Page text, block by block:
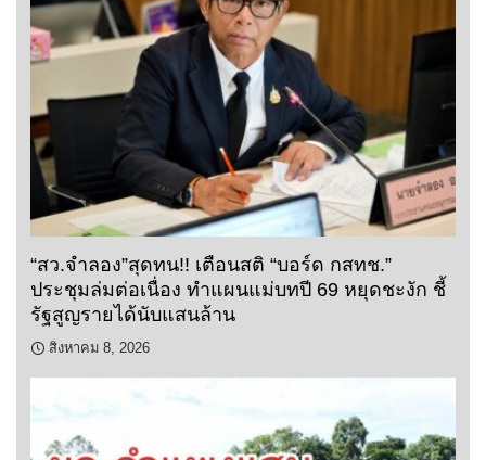
“สว.จำลอง”สุดทน!! เตือนสติ “บอร์ด กสทช.”
ประชุมล่มต่อเนื่อง ทำแผนแม่บทปี 69 หยุดชะงัก ชี้
รัฐสูญรายได้นับแสนล้าน
สิงหาคม 8, 2026